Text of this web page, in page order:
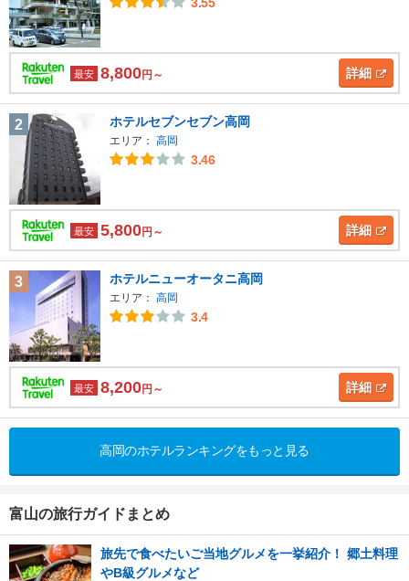
最安 8,800円～ 詳細
2 ホテルセブンセブン高岡
エリア： 高岡
3.46
最安 5,800円～ 詳細
3 ホテルニューオータニ高岡
エリア： 高岡
3.4
最安 8,200円～ 詳細
高岡のホテルランキングをもっと見る
富山の旅行ガイドまとめ
旅先で食べたいご当地グルメを一挙紹介！ 郷土料理
やB級グルメなど